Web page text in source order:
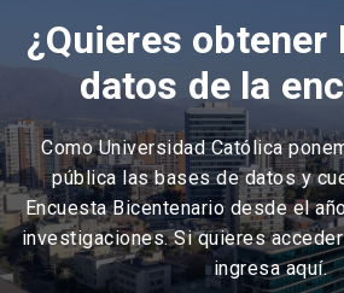
¿Quieres obtener
datos de la
Como Universidad Católica
pública las bases de datos y
Encuesta Bicentenario desde el
investigaciones. Si quieres
ingresa aquí.